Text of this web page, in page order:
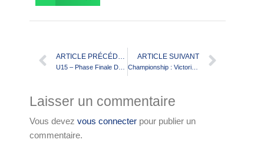
ARTICLE PRÉCÉDENT ARTICLE SUIVANT
Laisser un commentaire
Vous devez vous connecter pour publier un
commentaire.